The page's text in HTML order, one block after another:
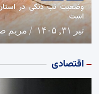
وضعیت تب دنگی در
است
تیر ۳۱, ۱۴۰۵ مریم
اقتصادی